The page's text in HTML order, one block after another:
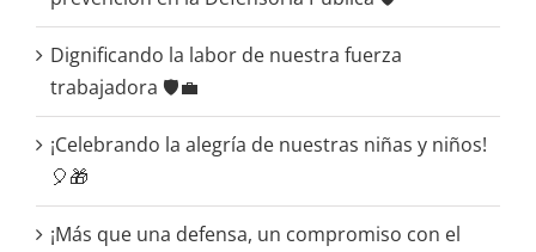
Dignificando la labor de nuestra fuerza
trabajadora 🛡️💼
¡Celebrando la alegría de nuestras niñas y niños!
🎈🎁
¡Más que una defensa, un compromiso con el